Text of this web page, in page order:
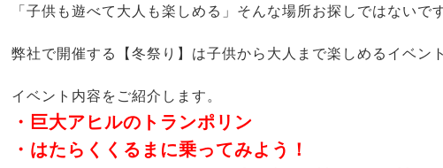
「子供も遊べて大人も楽しめる」そんな場所お探しではないで
弊社で開催する【冬祭り】は子供から大人まで楽しめるイベン
イベント内容をご紹介します。
・巨大アヒルのトランポリン
・はたらくくるまに乗ってみよう！